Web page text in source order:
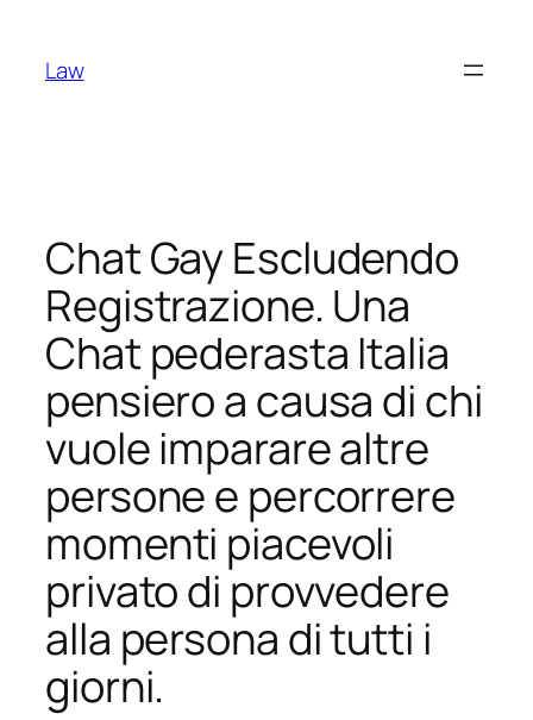
content
Law
Chat Gay Escludendo
Registrazione. Una
Chat pederasta Italia
pensiero a causa di chi
vuole imparare altre
persone e percorrere
momenti piacevoli
privato di provvedere
alla persona di tutti i
giorni.